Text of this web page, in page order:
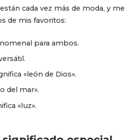
cada vez más de moda, y me
de mis favoritos:
para ambos.
«león de Dios».
del mar».
«luz».